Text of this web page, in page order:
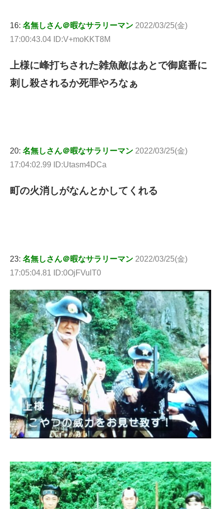
16: 名無しさん＠暇なサラリーマン 2022/03/25(金)
17:00:43.04 ID:V+moKKT8M
上様に峰打ちされた雑魚敵はあとで御庭番に
刺し殺されるか死罪やろなぁ
20: 名無しさん＠暇なサラリーマン 2022/03/25(金)
17:04:02.99 ID:Utasm4DCa
町の火消しがなんとかしてくれる
23: 名無しさん＠暇なサラリーマン 2022/03/25(金)
17:05:04.81 ID:0OjFVulT0